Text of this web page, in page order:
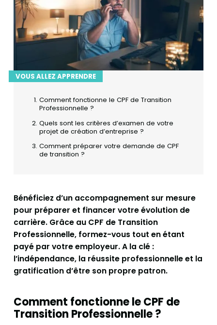
VOUS ALLEZ APPRENDRE
Comment fonctionne le CPF de Transition
Professionnelle ?
Quels sont les critères d’examen de votre
projet de création d’entreprise ?
Comment préparer votre demande de CPF
de transition ?
Bénéficiez d’un accompagnement sur mesure
pour préparer et financer votre évolution de
carrière. Grâce au CPF de Transition
Professionnelle, formez-vous tout en étant
payé par votre employeur. A la clé :
l’indépendance, la réussite professionnelle et la
gratification d’être son propre patron.
Comment fonctionne le CPF de
Transition Professionnelle ?